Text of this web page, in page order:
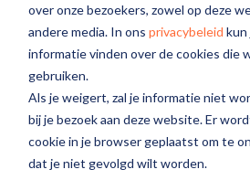
over onze bezoekers, zowel op deze
andere media. In ons privacybeleid kun
informatie vinden over de cookies die
gebruiken.
Als je weigert, zal je informatie niet
bij je bezoek aan deze website. Er
cookie in je browser geplaatst om te
dat je niet gevolgd wilt worden.
De beste onboarding begint hier
Sociaal intranet
Hét intranet, specifiek voor de zorg
Software voor een modern MTO
Voortdurend inzicht in tevredenheid
Haal het goud op en creëer ambassadeurs
Software voor
Bereik zorgprofessionals écht
Bereik zorgprofessionals met aandacht
HR professional
Op naar de beste employee experience
ICT professional
Veilig en vertrouwd innovatie toepassen
Verpleging,
Kom langs en leer van elkaar
Blogs
Interessante kennis over het behoud van medewerkers
Gebruik kennis in jouw organisatie
Workshops
Aan de slag met de perfecte employee experience
De zorg nu en in de toekomst beschikbaar houden
Cases
Succesverhalen van onze klanten
Welke knappe koppen werken bij Sibi
Werken bij
Help ons mee, maak ook impact voor de zorg